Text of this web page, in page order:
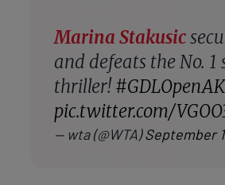
Marina Stakusic
and defeats the No. 1
thriller!
pic.twitter.com/
— wta (@WTA)September